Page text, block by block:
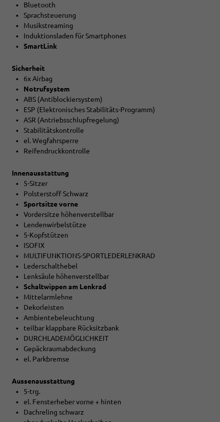
Bluetooth
Sprachsteuerung
Musikstreaming
Induktionsladen für Smartphones
SmartLink
Sicherheit
6x Airbag
Notrufsystem
ABS (Antiblockiersystem)
ESP (Elektronisches Stabilitäts-Programm)
ASR (Antriebsschlupfregelung)
Stabilitätskontrolle
el. Wegfahrsperre
Reifendruckkontrolle
Innenausstattung
5-Sitzer
Polsterstoff Schwarz
Sportsitze vorne
Vordersitze höhenverstellbar
Lendenwirbelstütze
5-Kopfstützen
ISOFIX
MULTIFUNKTIONS-SPORTLEDERLENKRAD
Lederschalthebel
Lenksäule höhenverstellbar
Schaltwippen am Lenkrad
Mittelarmlehne
Dekorleisten
Ambientebeleuchtung
teilbar klappbare Rücksitzbank
DURCHLADEMÖGLICHKEIT
Gepäckraumabdeckung
el. Parkbremse
Aussenausstattung
5-trg.
el. Fensterheber vorne + hinten
Dachreling schwarz